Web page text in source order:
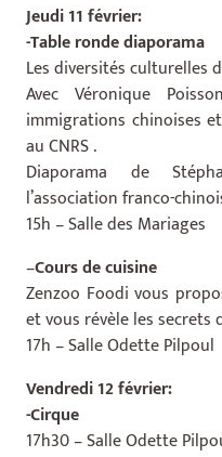
Jeudi 11 février:
-Table ronde diaporama
Les diversités culturelles
Avec Véronique
immigrations chinoises
au CNRS .
Diaporama de
l’association franco-
15h – Salle des Mariages
–Cours de cuisine
Zenzoo Foodi vous
et vous révèle les secrets
17h – Salle Odette Pilpoul
Vendredi 12 février:
-Cirque
17h30 – Salle Odette